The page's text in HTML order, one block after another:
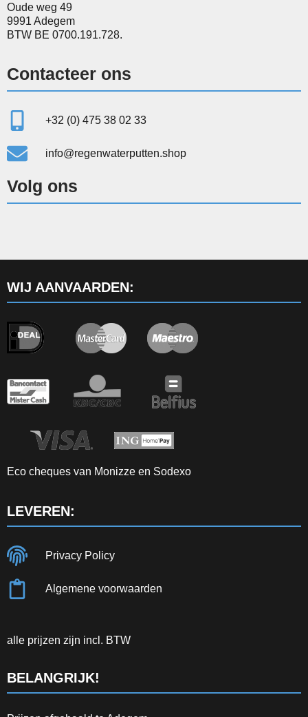
Oude weg 49
9991 Adegem
BTW BE 0700.191.728.
Contacteer ons
+32 (0) 475 38 02 33
info@regenwaterputten.shop
Volg ons
WIJ AANVAARDEN:
Eco cheques van Monizze en Sodexo
LEVEREN:
Privacy Policy
Algemene voorwaarden
alle prijzen zijn incl. BTW
BELANGRIJK!